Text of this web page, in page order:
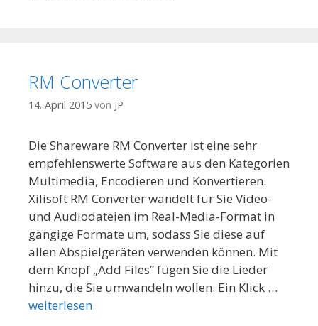
RM Converter
14. April 2015 von JP
Die Shareware RM Converter ist eine sehr
empfehlenswerte Software aus den Kategorien
Multimedia, Encodieren und Konvertieren.
Xilisoft RM Converter wandelt für Sie Video-
und Audiodateien im Real-Media-Format in
gängige Formate um, sodass Sie diese auf
allen Abspielgeräten verwenden können. Mit
dem Knopf „Add Files“ fügen Sie die Lieder
hinzu, die Sie umwandeln wollen. Ein Klick …
weiterlesen